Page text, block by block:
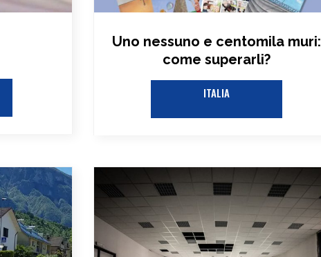
Uno nessuno e centomila muri:
come superarli?
ITALIA